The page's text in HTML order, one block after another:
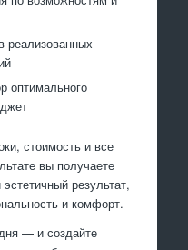
реализованных
оптимального
стоимость и все
вы получаете
результат,
и комфорт.
— и создайте